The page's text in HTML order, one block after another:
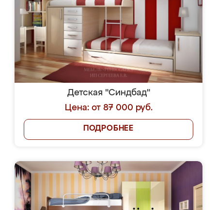
Детская "Синдбад"
Цена: от 87 000 руб.
ПОДРОБНЕЕ